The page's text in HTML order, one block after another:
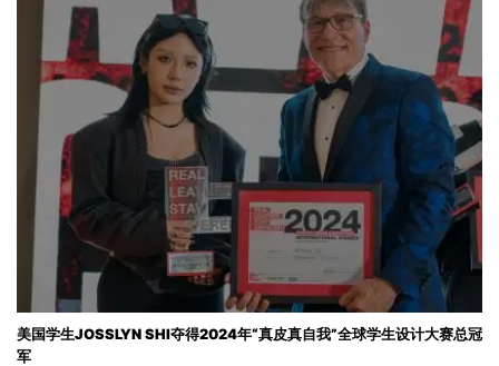
美国学生JOSSLYN SHI夺得2024年“真皮真自我”全球学生设计大赛总冠
军